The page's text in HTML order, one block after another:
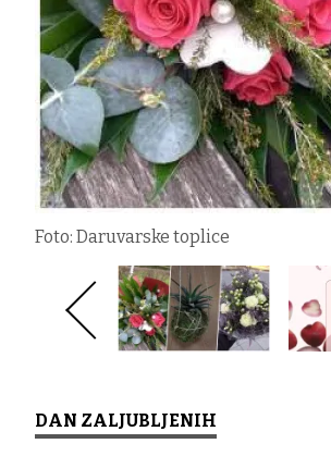
Foto: Daruvarske toplice
DAN ZALJUBLJENIH